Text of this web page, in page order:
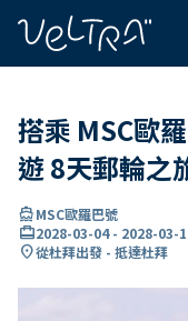
搭乘 MSC歐
遊 8天郵輪之
directions_boatMSC歐羅巴號
card_travel2028-03-04- 2028-03-
location_on從杜拜出發 - 抵達杜拜